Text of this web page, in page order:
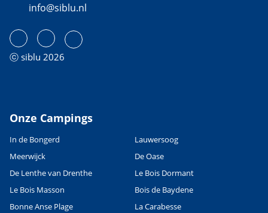
info@siblu.nl
ⓒ siblu 2026
Onze Campings
In de Bongerd
Lauwersoog
Meerwijck
De Oase
De Lenthe van Drenthe
Le Bois Dormant
Le Bois Masson
Bois de Baydene
Bonne Anse Plage
La Carabesse